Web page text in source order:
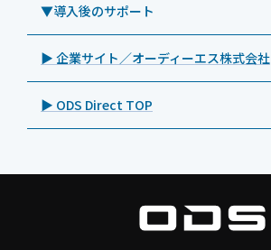
Androidタブレット TA2C-DR94G
Androidタブレット TA2C-M8AC
Androidタブレット TA2C-M8
デジタルホワイトボード／電子黒板
キッティング
自治体向けDXソリューションサービス
法人向けiPad修理＆デバイス買取サービス
Goodview（グッドビュー）
Cloudpoint（クラウドポイント）
BenQ（ベンキュー）
Magconn（マグコン）
BIAMP ／ Apart Audio（バイアンプ）
SpeakerCraft（スピーカークラフト）
事例：サービス
>特長1：USB Type-Aポート
>特長2：microHDMIポート
>特長3：AC常時給電タイプ
>飲食向けタブレット
>ホテル向けタブレット
>NFCタブレット
特集記事
製品カタログ
プレスリリース
製品写真
▼導入後のサポート
オーディーエスPCカスタマーセンター
▶ 企業サイト／オーディーエス株式会社
▶ ODS Direct TOP